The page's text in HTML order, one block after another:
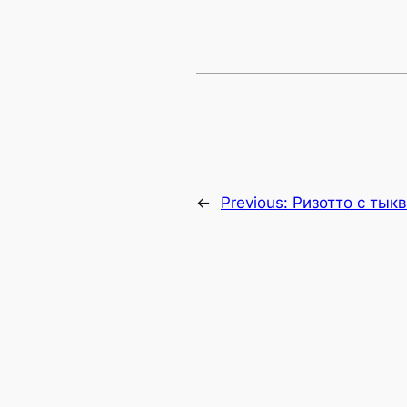
← Previous: Ризотто с